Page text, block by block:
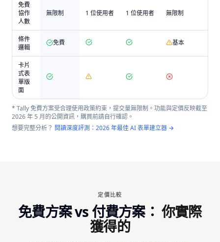
免費
協作
人數
無限制 1 位使用者 1 位使用者 無限制
條件
邏輯
免費 基本
卡片
式表
單版
面
* Tally 免費方案受合理使用政策約束，提交量無限制。功能與定價反映截至
2026 年 5 月的公開資訊，購買前請自行確認。
想要完整分析？ 閱讀深度評測：2026 年最佳 AI 表單建立器 →
定價比較
免費方案 vs 付費方案： 你實際
獲得的